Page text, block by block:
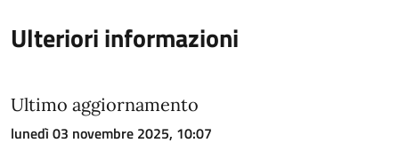
Ulteriori informazioni
Ultimo aggiornamento
lunedì 03 novembre 2025, 10:07